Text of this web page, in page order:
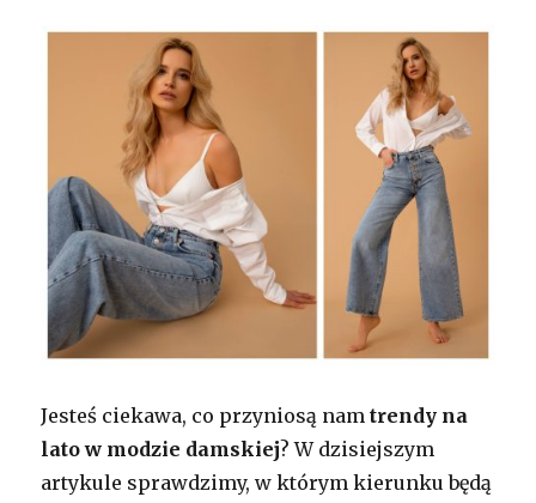
Jesteś ciekawa, co przyniosą namtrendy na
lato w modzie damskiej? W dzisiejszym
artykule sprawdzimy, w którym kierunku będą